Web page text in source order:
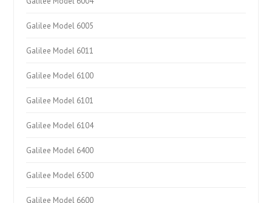
Galilee Model 6005
Galilee Model 6011
Galilee Model 6100
Galilee Model 6101
Galilee Model 6104
Galilee Model 6400
Galilee Model 6500
Galilee Model 6600